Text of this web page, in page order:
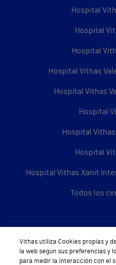
Hospital
Hospital
Hospital
Hospital Vithas
Hospital Vithas
Hospital
Hospital
Hospital
Hospital Vithas Xanit
Todos los
Sobre
Vithas utiliza Cookies propias y
la web según sus preferencias y
para medir la interacción con el